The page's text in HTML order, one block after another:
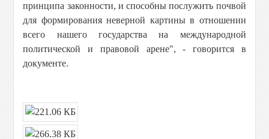
принципа законности, и способны послужить почвой
для формирования неверной картины в отношении
всего нашего государства на международной
политической и правовой арене", - говорится в
документе.